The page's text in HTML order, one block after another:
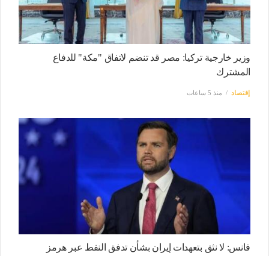
وزير خارجية تركيا: مصر قد تنضم لاتفاق "مكة" للدفاع
المشترك
إقتصاد منذ 5 ساعات
فانس: لا نثق بتعهدات إيران بشأن تدفق النفط عبر هرمز